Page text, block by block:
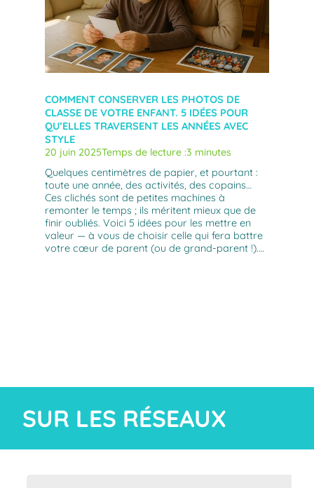
COMMENT CONSERVER LES PHOTOS DE
CLASSE DE VOTRE ENFANT. 5 IDÉES POUR
QU’ELLES TRAVERSENT LES ANNÉES AVEC
STYLE
20 juin 2025Temps de lecture :3 minutes
Quelques centimètres de papier, et pourtant :
toute une année, des activités, des copains…
Ces clichés sont de petites machines à
remonter le temps ; ils méritent mieux que de
finir oubliés. Voici 5 idées pour les mettre en
valeur — à vous de choisir celle qui fera battre
votre cœur de parent (ou de grand-parent !).…
SUR LES RÉSEAUX